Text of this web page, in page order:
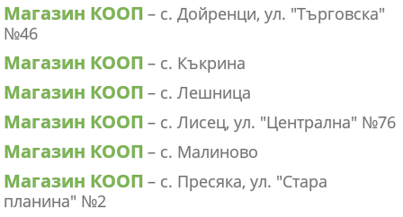
Магазин КООП – с. Дойренци, ул. "Търговска"
№46
Магазин КООП – с. Къкрина
Магазин КООП – с. Лешница
Магазин КООП – с. Лисец, ул. "Централна" №76
Магазин КООП – с. Малиново
Магазин КООП – с. Пресяка, ул. "Стара
планина" №2